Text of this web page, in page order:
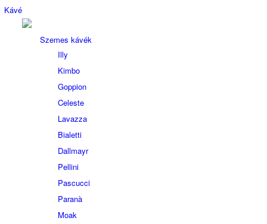
Kávé
Szemes kávék
Illy
Kimbo
Goppion
Celeste
Lavazza
Bialetti
Dallmayr
Pellini
Pascucci
Paranà
Moak